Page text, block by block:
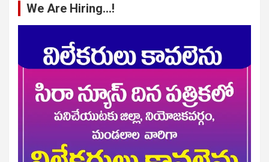
We Are Hiring…!